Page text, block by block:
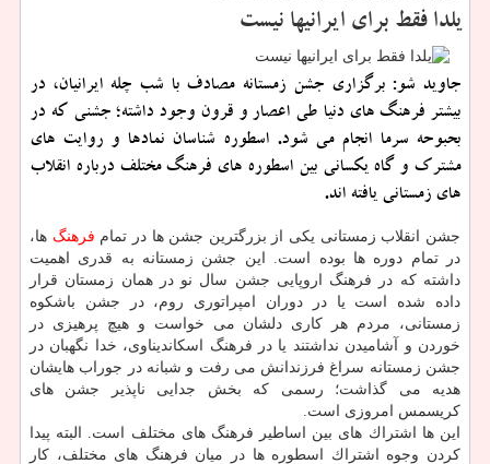
یلدا فقط برای ایرانیها نیست
جاوید شو: برگزاری جشن زمستانه مصادف با شب چله ایرانیان، در
بیشتر فرهنگ های دنیا طی اعصار و قرون وجود داشته؛ جشنی كه در
بحبوحه سرما انجام می شود. اسطوره شناسان نمادها و روایت های
مشترك و گاه یكسانی بین اسطوره های فرهنگ مختلف درباره انقلاب
های زمستانی یافته اند.
جشن انقلاب زمستانی یكی از بزرگترین جشن ها در تمام فرهنگ ها،
در تمام دوره ها بوده است. این جشن زمستانه به قدری اهمیت
داشته كه در فرهنگ اروپایی جشن سال نو در همان زمستان قرار
داده شده است یا در دوران امپراتوری روم، در جشن باشكوه
زمستانی، مردم هر كاری دلشان می خواست و هیچ پرهیزی در
خوردن و آشامیدن نداشتند یا در فرهنگ اسكاندیناوی، خدا نگهبان در
جشن زمستانه سراغ فرزندانش می رفت و شبانه در جوراب هایشان
هدیه می گذاشت؛ رسمی كه بخش جدایی ناپذیر جشن های
كریسمس امروزی است.
این ها اشتراك های بین اساطیر فرهنگ های مختلف است. البته پیدا
كردن وجوه اشتراك اسطوره ها در میان فرهنگ های مختلف، كار